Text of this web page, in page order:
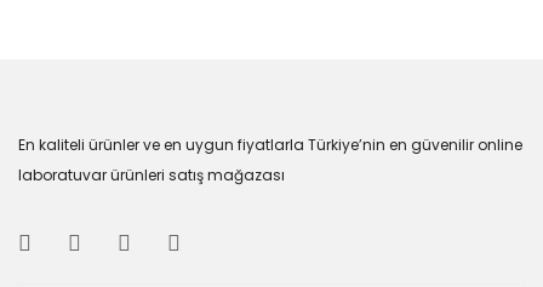
En kaliteli ürünler ve en uygun fiyatlarla Türkiye’nin en güvenilir online
laboratuvar ürünleri satış mağazası